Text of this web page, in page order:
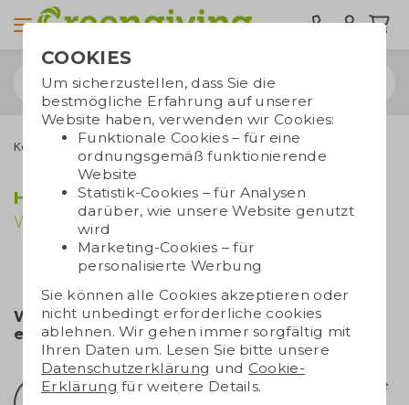
Kontakt
Haben Sie Fragen?
Wir helfen Ihnen gerne!
Wir sind zwischen 7.30 und 17.00 Uhr
erreichbar.
Rufen Sie uns an
Senden Sie eine
COOKIES
Um sicherzustellen, dass Sie die
bestmögliche Erfahrung auf unserer
Website haben, verwenden wir Cookies:
Funktionale Cookies – für eine
ordnungsgemäß funktionierende
Website
Statistik-Cookies – für Analysen
darüber, wie unsere Website genutzt
wird
Marketing-Cookies – für
personalisierte Werbung
Sie können alle Cookies akzeptieren oder
nicht unbedingt erforderliche cookies
ablehnen. Wir gehen immer sorgfältig mit
Ihren Daten um. Lesen Sie bitte unsere
Datenschutzerklärung und Cookie-
Erklärung für weitere Details.